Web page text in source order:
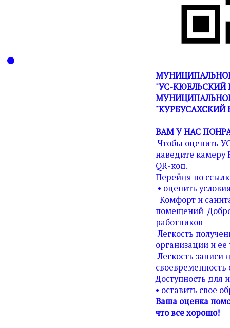
"УС-КЮЕЛЬСКИЙ
"КУРБУСАХСКИЙ
ВАМ У НАС
Чтобы оценить
наведите камеру
QR-код.
Перейдя по
• оценить
Комфорт и
помещений
работников
Легкость
организации и ее
Легкость записи
своевременность
Доступность для
• оставить свое
Ваша оценка
что все хорошо!